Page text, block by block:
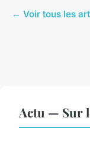
← Voir tous les
Actu — Sur